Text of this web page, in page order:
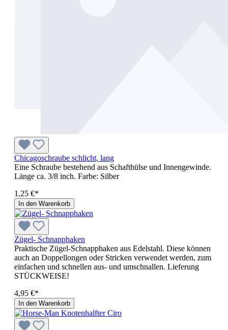
Chicagoschraube schlicht, lang
Eine Schraube bestehend aus Schafthülse und Innengewinde.
Länge ca. 3/8 inch. Farbe: Silber
1,25 €*
In den Warenkorb
Zügel- Schnapphaken
Praktische Zügel-Schnapphaken aus Edelstahl. Diese können
auch an Doppellongen oder Stricken verwendet werden, zum
einfachen und schnellen aus- und umschnallen. Lieferung
STÜCKWEISE!
4,95 €*
In den Warenkorb